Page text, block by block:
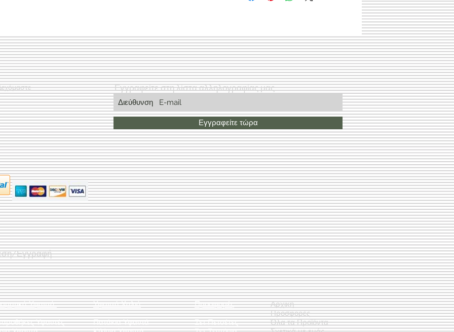
Εγγραφείτε στη λίστα αλληλογραφίας μας
Εγγραφείτε τώρα
Εγγραφή
Υφαντά
Υφαντές
Προσφορές
Σετ Πετσέτες
Αρχική
Προσφορές
Όλα τα Προϊόντα
Υφαντά Χαλιά
Πατάκια Υφαντά